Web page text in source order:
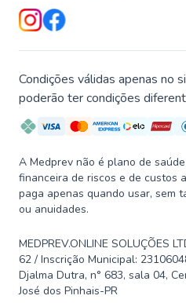
Condições válidas apenas no
poderão ter condições
A Medprev não é plano de
financeira de riscos e de custos
paga apenas quando usar, sem
ou anuidades.
MEDPREV.ONLINE SOLUÇÕES
62 / Inscrição Municipal:
Djalma Dutra, n° 683, sala 04,
José dos Pinhais-PR